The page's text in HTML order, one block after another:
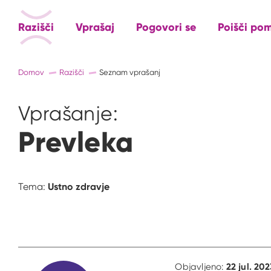
Razišči Vprašaj Pogovori se Poišči
Domov Razišči Seznam vprašanj
Vprašanje:
Prevleka
Tema: Ustno zdravje
Objavljeno: 22 jul.